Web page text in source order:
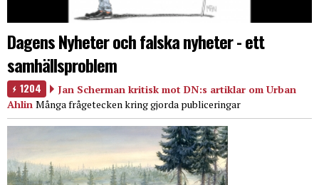
Dagens Nyheter och falska nyheter - ett
samhällsproblem
1204
Jan Scherman kritisk mot DN:s artiklar om Urban
Ahlin Många frågetecken kring gjorda publiceringar